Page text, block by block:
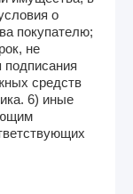
о
покупателю;
не
средств
6) иные